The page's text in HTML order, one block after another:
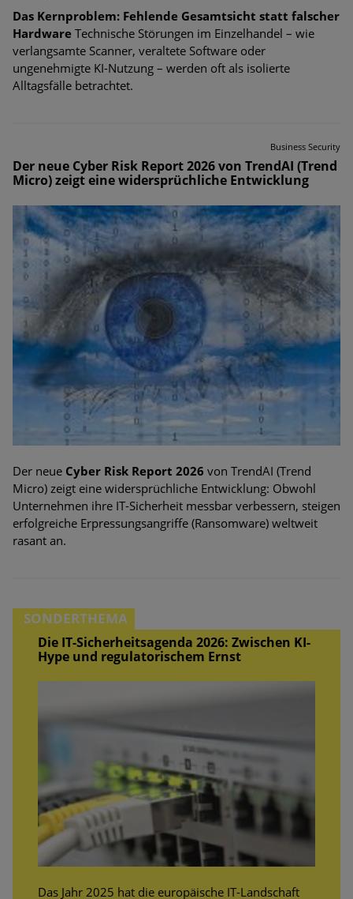
Das Kernproblem: Fehlende Gesamtsicht statt falscher
Hardware Technische Störungen im Einzelhandel – wie
verlangsamte Scanner, veraltete Software oder
ungenehmigte KI-Nutzung – werden oft als isolierte
Alltagsfälle betrachtet.
Business Security
Der neue Cyber Risk Report 2026 von TrendAI (Trend
Micro) zeigt eine widersprüchliche Entwicklung
Der neue Cyber Risk Report 2026 von TrendAI (Trend
Micro) zeigt eine widersprüchliche Entwicklung: Obwohl
Unternehmen ihre IT-Sicherheit messbar verbessern, steigen
erfolgreiche Erpressungsangriffe (Ransomware) weltweit
rasant an.
Die IT-Sicherheitsagenda 2026: Zwischen KI-
Hype und regulatorischem Ernst
Das Jahr 2025 hat die europäische IT-Landschaft